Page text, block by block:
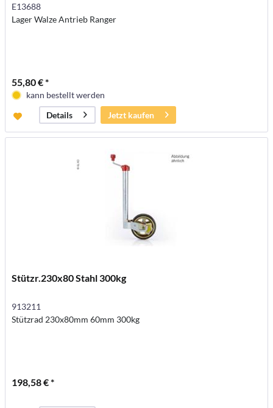
E13688
Lager Walze Antrieb Ranger
55,80 € *
kann bestellt werden
Details
Jetzt kaufen
Stützr.230x80 Stahl 300kg
913211
Stützrad 230x80mm 60mm 300kg
198,58 € *